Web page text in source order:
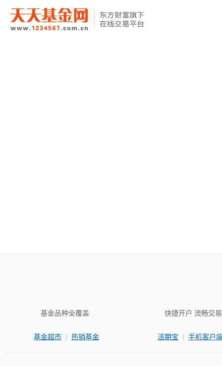
基金品种全覆盖
基金超市 | 热销基金
快捷开户 流畅交易
活期宝 | 手机客户